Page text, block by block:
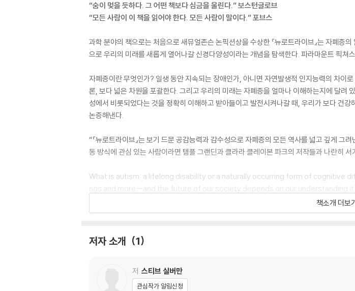
“숨이 멎을 듯하다. 그 어떤 책보다 심금을 울린다.” 보스턴글로브
“모든 사람이 이 책을 읽어야 한다. 모든 사람이 말이다.” 포브스
과학 분야의 책으로는 처음으로 새뮤얼존슨 논픽션상을 수상한 『뉴로트라이브』는 자폐
으로 우리의 미래를 새롭게 열어나갈 신경다양성이라는 개념을 탐색한다. 파라마운트 픽쳐
자폐증이란 무엇인가? 일생 동안 지속되는 장애인가, 아니면 자연발생적 인지능력의 차이
론, 보다 넓은 차원을 포괄한다. 그리고 우리의 미래는 자폐증을 얼마나 이해하는지에 달
성에서 비롯되었다는 것을 정확히 이해하고 받아들이고 발전시켜나갈 때, 우리가 보다 건
논증해낸다.
“『뉴로트라이브』는 보기 드문 공감능력과 감수성으로 자폐증의 모든 역사를 넓고 깊게
동 방식에 관심 있는 사람이라면 템플 그랜딘과 클라라 클레이본 파크의 저작들과 나란히
What is autism: a lifelong disability or a naturally occurring form of cognitive
ngs and more--and the future of our society depends on our understanding
m, long suppressed by the same clinicians who became famous for
mber of diagnoses has soared in recent years.Going back to the earliest
society toward a more humane world in which people with learning
n by child psychiatrist Leo Kanner to suppress knowledge of the autism
odiversity" activists seeking respect, support, technological innovation,
책소개 더보
저자 소개 1
저 스티브 실버만
관심작가 알림신청